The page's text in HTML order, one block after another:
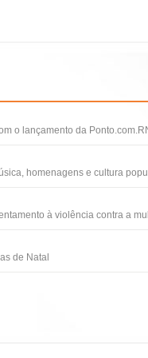
o lançamento da
homenagens e cultura
à violência contra a
de Natal